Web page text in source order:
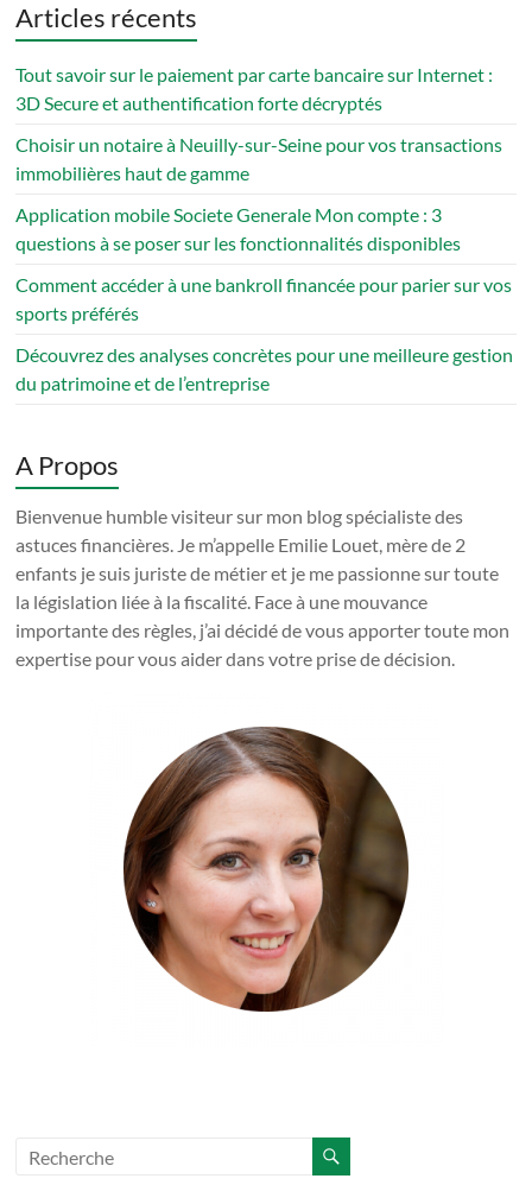
Articles récents
Tout savoir sur le paiement par carte bancaire sur Internet :
3D Secure et authentification forte décryptés
Choisir un notaire à Neuilly-sur-Seine pour vos transactions
immobilières haut de gamme
Application mobile Societe Generale Mon compte : 3
questions à se poser sur les fonctionnalités disponibles
Comment accéder à une bankroll financée pour parier sur vos
sports préférés
Découvrez des analyses concrètes pour une meilleure gestion
du patrimoine et de l’entreprise
A Propos
Bienvenue humble visiteur sur mon blog spécialiste des
astuces financières. Je m’appelle Emilie Louet, mère de 2
enfants je suis juriste de métier et je me passionne sur toute
la législation liée à la fiscalité. Face à une mouvance
importante des règles, j’ai décidé de vous apporter toute mon
expertise pour vous aider dans votre prise de décision.